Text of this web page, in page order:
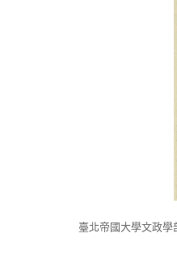
臺北帝國大學文政